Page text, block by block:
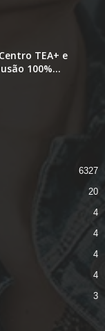
TEA+ e
100%...
6327
20
4
4
4
4
3